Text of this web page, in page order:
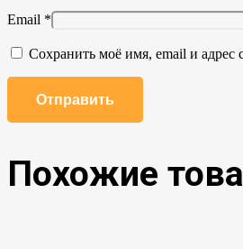
Email *
Сохранить моё имя, email и адрес
Похожие